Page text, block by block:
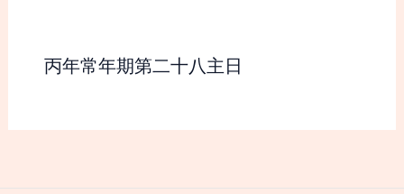
丙年常年期第二十八主日